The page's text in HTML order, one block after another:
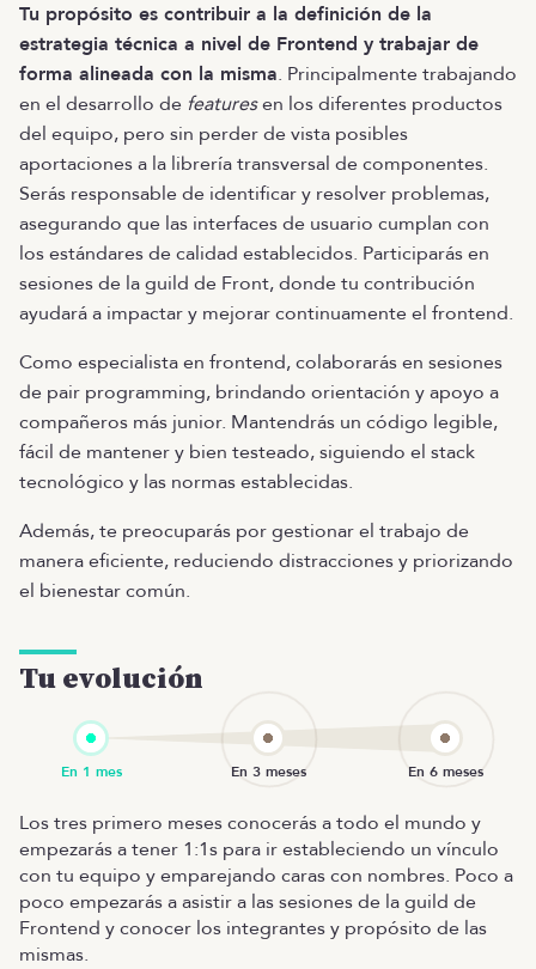
Tu propósito es contribuir a la definición de la
estrategia técnica a nivel de Frontend y trabajar de
forma alineada con la misma. Principalmente trabajando
en el desarrollo de featuresen los diferentes productos
del equipo, pero sin perder de vista posibles
aportaciones a la librería transversal de componentes.
Serás responsable de identificar y resolver problemas,
asegurando que las interfaces de usuario cumplan con
los estándares de calidad establecidos. Participarás en
sesiones de la guild de Front, donde tu contribución
ayudará a impactar y mejorar continuamente el frontend.
Como especialista en frontend, colaborarás en sesiones
de pair programming, brindando orientación y apoyo a
compañeros más junior. Mantendrás un código legible,
fácil de mantener y bien testeado, siguiendo el stack
tecnológico y las normas establecidas.
Además, te preocuparás por gestionar el trabajo de
manera eficiente, reduciendo distracciones y priorizando
el bienestar común.
Tu evolución
Los tres primero meses conocerás a todo el mundo y
empezarás a tener 1:1s para ir estableciendo un vínculo
con tu equipo y emparejando caras con nombres. Poco a
poco empezarás a asistir a las sesiones de la guild de
Frontend y conocer los integrantes y propósito de las
mismas.